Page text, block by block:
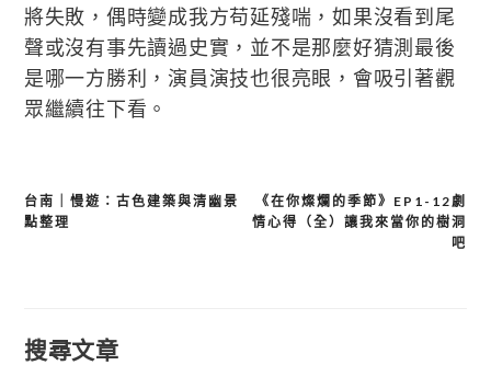
將失敗，偶時變成我方苟延殘喘，如果沒看到尾
聲或沒有事先讀過史實，並不是那麼好猜測最後
是哪一方勝利，演員演技也很亮眼，會吸引著觀
眾繼續往下看。
文
《在你燦爛的季節》EP1-12劇
情心得（全）讓我來當你的樹洞
吧
台南｜慢遊：古色建築與清幽景
點整理
搜尋文章